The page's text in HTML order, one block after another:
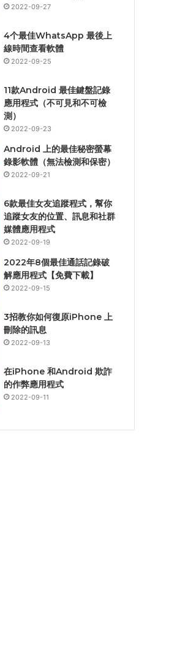
2022-09-27
4个最佳WhatsApp 最後上
線時間查看軟體
2022-09-25
11款Android 最佳鍵盤記錄
應用程式（不可見和不可檢
測）
2022-09-23
Android 上的最佳秘密螢幕
錄影軟體（無法檢測和保密）
2022-09-21
6款最佳女友追蹤程式，幫你
追蹤女友的位置、訊息和社群
媒體應用程式
2022-09-19
2022年8個最佳通話記錄破
解應用程式【免費下載】
2022-09-15
3招教你如何復原iPhone 上
刪除的訊息
2022-09-13
在iPhone 和Android 欺詐
的作弊應用程式
2022-09-11